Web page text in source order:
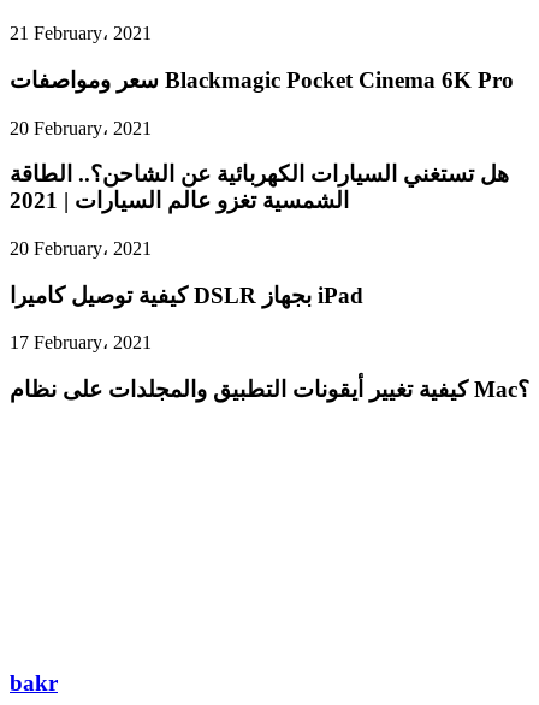
21 February، 2021
سعر ومواصفات Blackmagic Pocket Cinema 6K Pro
20 February، 2021
هل تستغني السيارات الكهربائية عن الشاحن؟.. الطاقة
الشمسية تغزو عالم السيارات | 2021
20 February، 2021
كيفية توصيل كاميرا DSLR بجهاز iPad
17 February، 2021
كيفية تغيير أيقونات التطبيق والمجلدات على نظام Mac؟
bakr